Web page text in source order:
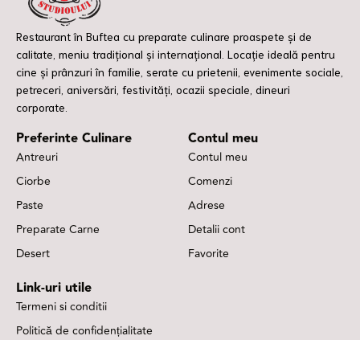
Restaurant în Buftea cu preparate culinare proaspete și de
calitate, meniu tradițional și internațional. Locație ideală pentru
cine și prânzuri în familie, serate cu prietenii, evenimente sociale,
petreceri, aniversări, festivități, ocazii speciale, dineuri
corporate.
Preferinte Culinare
Antreuri
Ciorbe
Paste
Preparate Carne
Desert
Contul meu
Contul meu
Comenzi
Adrese
Detalii cont
Favorite
Link-uri utile
Termeni si conditii
Politică de confidențialitate